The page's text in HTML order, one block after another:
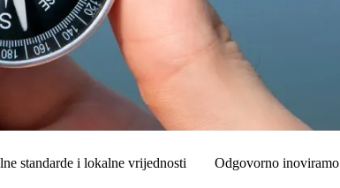
standarde i lokalne vrijednosti Odgovorno inoviramo